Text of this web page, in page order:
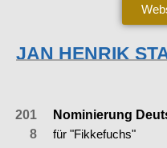
JAN HENRIK
201
8
Nominierung
für "Fikkefuchs"